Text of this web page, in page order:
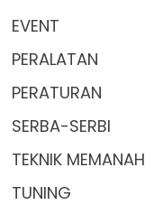
EVENT
PERALATAN
PERATURAN
SERBA-SERBI
TEKNIK MEMANAH
TUNING